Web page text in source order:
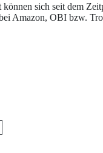
können sich seit dem
Amazon, OBI bzw.